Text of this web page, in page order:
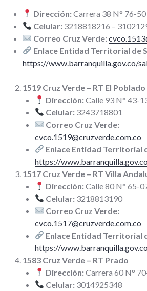
Dirección:Carrera 38 N° 76-50
Celular: 3218818216 –
Correo Cruz Verde:
Enlace Entidad Territorial de
https://www.barranquilla.gov.co/
1519 Cruz Verde – RT El
Dirección:Calle 93 N° 43-
Celular: 3243718801
Correo Cruz Verde:
cvco.1519@cruzverde.com.co
Enlace Entidad Territorial
https://
1517 Cruz Verde – RT Villa
Dirección:Calle 80 N° 65-
Celular: 3218813190
Correo Cruz Verde:
cvco.1517@cruzverde.com.co
Enlace Entidad Territorial
https://
1583 Cruz Verde – RT Prado
Dirección:Carrera 60 N°
Celular: 3014925348